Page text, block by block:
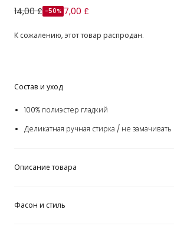
Boys Navy Blue & Beige Colourblock Cap
14,00 £ -50% 7,00 £
К сожалению, этот товар распродан.
Состав и уход
100% полиэстер гладкий
Деликатная ручная стирка / не замачивать
Описание товара
Фасон и стиль